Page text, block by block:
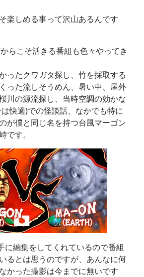
楽しめる事って沢山あるんです
らこそ活きる番組も色々やってき
ったクワガタ探し、竹を採取する
った流しそうめん、暑い中、屋外
川の源流探し、当時空調の効かな
快適)での怪談話、なかでも特に
が僕と同じ名を持つ台風マーゴン
です。
に編集をしてくれているので番組
るとは思うのですが、あんなに何
かった撮影は今までに無いです